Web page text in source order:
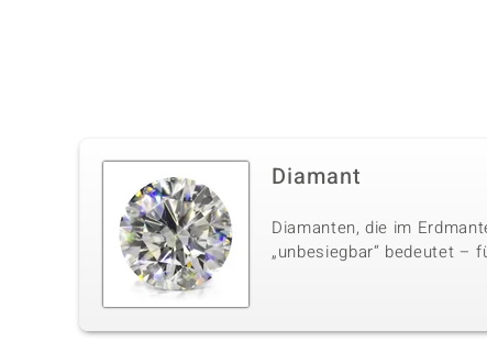
Diamant
Diamanten, die im
„unbesiegbar“ bedeutet –